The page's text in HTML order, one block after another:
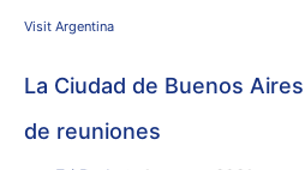
Visit Argentina
La Ciudad de Buenos
de reuniones